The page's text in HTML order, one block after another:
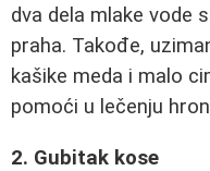
dva dela mlake vode
praha. Takođe,
kašike meda i malo
pomoći u lečenju
2. Gubitak kose